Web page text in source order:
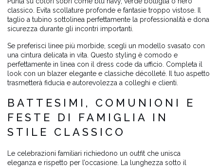
classico. Evita scollature profonde e fantasie troppo vistose. Il
taglio a tubino sottolinea perfettamente la professionalità e dona
sicurezza durante gli incontri importanti.
Se preferisci linee più morbide, scegli un modello svasato con
una cintura delicata in vita. Questo styling è comodo e
perfettamente in linea con il dress code da ufficio. Completa il
look con un blazer elegante e classiche décolleté. Il tuo aspetto
trasmetterà fiducia e autorevolezza a colleghi e clienti.
BATTESIMI, COMUNIONI E
FESTE DI FAMIGLIA IN
STILE CLASSICO
Le celebrazioni familiari richiedono un outfit che unisca
eleganza e rispetto per l’occasione. La lunghezza sotto il